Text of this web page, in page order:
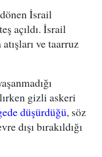
İsrail
açıldı. İsrail
ve taarruz
gizli askeri
düşürdüğü, söz
dışı bırakıldığı